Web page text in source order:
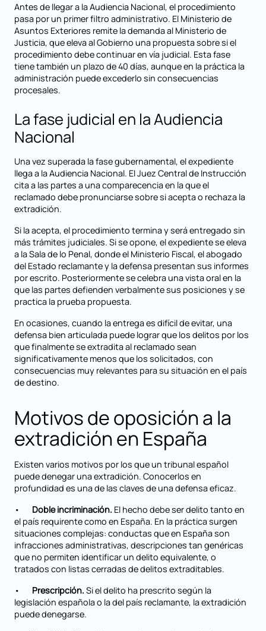
Antes de llegar a la Audiencia Nacional, el procedimiento
pasa por un primer filtro administrativo. El Ministerio de
Asuntos Exteriores remite la demanda al Ministerio de
Justicia, que eleva al Gobierno una propuesta sobre si el
procedimiento debe continuar en vía judicial. Esta fase
tiene también un plazo de 40 días, aunque en la práctica la
administración puede excederlo sin consecuencias
procesales.
La fase judicial en la Audiencia
Nacional
Una vez superada la fase gubernamental, el expediente
llega a la Audiencia Nacional. El Juez Central de Instrucción
cita a las partes a una comparecencia en la que el
reclamado debe pronunciarse sobre si acepta o rechaza la
extradición.
Si la acepta, el procedimiento termina y será entregado sin
más trámites judiciales. Si se opone, el expediente se eleva
a la Sala de lo Penal, donde el Ministerio Fiscal, el abogado
del Estado reclamante y la defensa presentan sus informes
por escrito. Posteriormente se celebra una vista oral en la
que las partes defienden verbalmente sus posiciones y se
practica la prueba propuesta.
En ocasiones, cuando la entrega es difícil de evitar, una
defensa bien articulada puede lograr que los delitos por los
que finalmente se extradita al reclamado sean
significativamente menos que los solicitados, con
consecuencias muy relevantes para su situación en el país
de destino.
Motivos de oposición a la
extradición en España
Existen varios motivos por los que un tribunal español
puede denegar una extradición. Conocerlos en
profundidad es una de las claves de una defensa eficaz.
• Doble incriminación. El hecho debe ser delito tanto en
el país requirente como en España. En la práctica surgen
situaciones complejas: conductas que en España son
infracciones administrativas, descripciones tan genéricas
que no permiten identificar un delito equivalente, o
tratados con listas cerradas de delitos extraditables.
• Prescripción. Si el delito ha prescrito según la
legislación española o la del país reclamante, la extradición
puede denegarse.